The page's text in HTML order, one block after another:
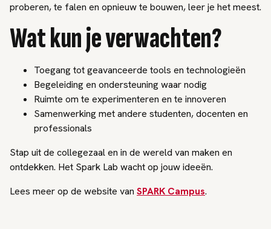
proberen, te falen en opnieuw te bouwen, leer je het meest.
Wat kun je verwachten?
Toegang tot geavanceerde tools en technologieën
Begeleiding en ondersteuning waar nodig
Ruimte om te experimenteren en te innoveren
Samenwerking met andere studenten, docenten en
professionals
Stap uit de collegezaal en in de wereld van maken en
ontdekken. Het Spark Lab wacht op jouw ideeën.
Lees meer op de website van SPARK Campus.